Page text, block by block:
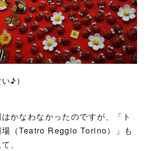
♪）
かなわなかったのですが、「ト
場（Teatro Reggio Torino）」も
、